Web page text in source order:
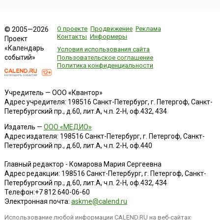
© 2005—2026
Проект
«Календарь
событий»
О проекте Продвижение Реклама
Контакты Информеры
Условия использования сайта
Пользовательское соглашение
Политика конфиденциальности
Учредитель — ООО «Квантор»
Адрес учредителя: 198516 Санкт-Петербург, г. Петергоф, Санкт-
Петербургский пр., д.60, лит.А, ч.п. 2-Н, оф.432, 434
Издатель — ООО «МЕДИО»
Адрес издателя: 198516 Санкт-Петербург, г. Петергоф, Санкт-
Петербургский пр., д.60, лит.А, ч.п. 2-Н, оф.440
Главный редактор - Комарова Мария Сергеевна
Адрес редакции: 198516 Санкт-Петербург, г. Петергоф, Санкт-
Петербургский пр., д.60, лит.А, ч.п. 2-Н, оф.432, 434
Телефон:+7 812 640-06-60
Электронная почта: askme@calend.ru
Использование любой информации CALEND.RU на веб-сайтах